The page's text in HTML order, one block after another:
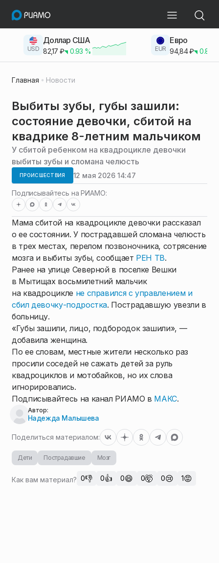
USD
Доллар США
82,17 ₽ 0.93 % EUR
Евро
94,84₽ 0.83
Главная Новости
Выбиты зубы, губы зашили:
состояние девочки, сбитой на
квадрике 8-летним мальчиком
У сбитой ребенком на квадроцикле девочки
выбиты зубы и сломана челюсть
ПРОИСШЕСТВИЯ 12 мая 2026 14:47
Подписывайтесь на РИАМО:
Мама сбитой на квадроцикле девочки рассказал
о ее состоянии. У пострадавшей сломана челюсть
в трех местах, перелом позвоночника, сотрясение
мозга и выбиты зубы, сообщает РЕН ТВ.
Ранее на улице Северной в поселке Вешки
в Мытищах восьмилетний мальчик
на квадроцикле не справился с управлением и
сбил девочку-подростка. Пострадавшую увезли в
больницу.
«Губы зашили, лицо, подбородок зашили», —
добавила женщина.
По ее словам, местные жители несколько раз
просили соседей не сажать детей за руль
квадроциклов и мотобайков, но их слова
игнорировались.
Подписывайтесь на канал РИАМО в МАКС.
Автор:
Надежда Малышева
Поделиться материалом:
Дети Пострадавшие Мозг
Как вам материал? 0👎 0👍 0😄 0🤯 0😢 1😡